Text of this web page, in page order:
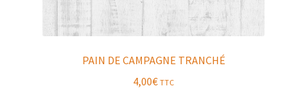
PAIN DE CAMPAGNE TRANCHÉ
4,00€ TTC